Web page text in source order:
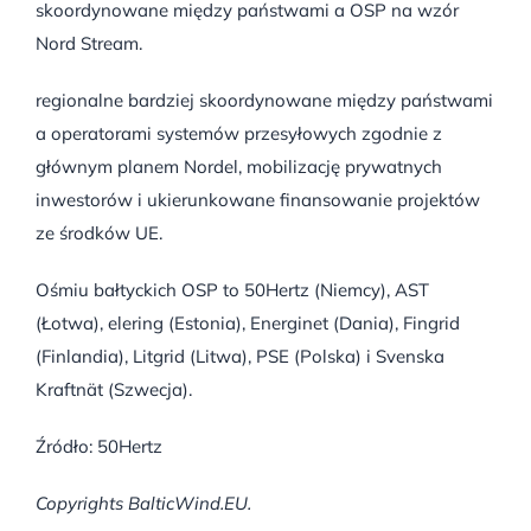
skoordynowane między państwami a OSP na wzór
Nord Stream.
regionalne bardziej skoordynowane między państwami
a operatorami systemów przesyłowych zgodnie z
głównym planem Nordel, mobilizację prywatnych
inwestorów i ukierunkowane finansowanie projektów
ze środków UE.
Ośmiu bałtyckich OSP to 50Hertz (Niemcy), AST
(Łotwa), elering (Estonia), Energinet (Dania), Fingrid
(Finlandia), Litgrid (Litwa), PSE (Polska) i Svenska
Kraftnät (Szwecja).
Źródło: 50Hertz
Copyrights BalticWind.EU.